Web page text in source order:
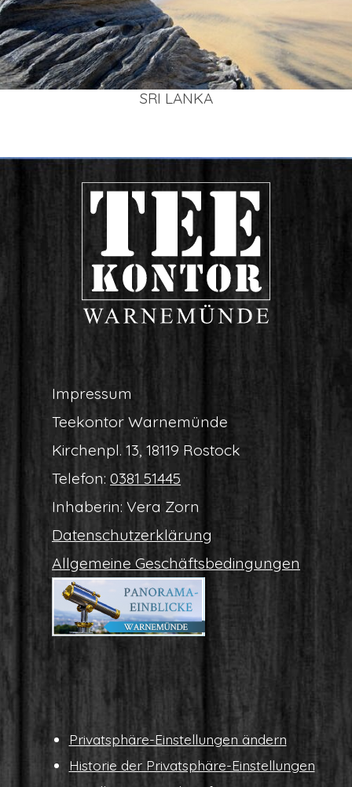
SRI LAN­KA
Impres­sum
Tee­kon­tor Warnemünde
Kir­chen­pl. 13, 18119 Rostock
Tele­fon: 0381 51445
Inha­be­rin: Vera Zorn
Daten­schutz­er­klä­rung
All­ge­mei­ne Geschäftsbedingungen
Pri­vat­sphä­re-Ein­stel­lun­gen ändern
His­to­rie der Privatsphäre-Einstellungen